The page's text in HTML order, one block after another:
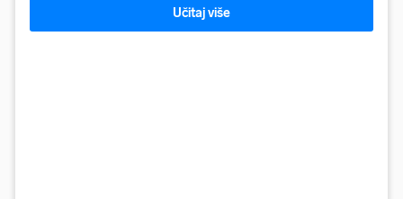
Učitaj više